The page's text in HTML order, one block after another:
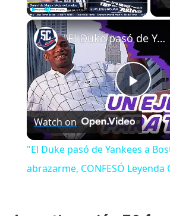
Play Unmute
Play
"El Duke pasó de Yankees a Boston" para abrazarme, CONFESÓ Leyenda Cubana
Watch on
"El Duke pasó de Yankees a
abrazarme, CONFESÓ Leyenda